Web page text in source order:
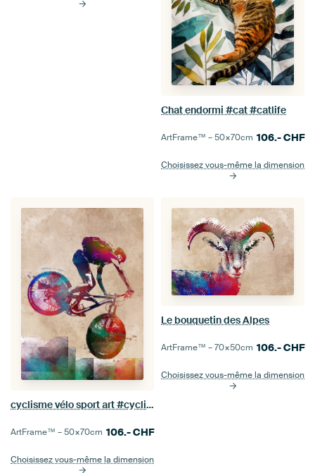
Chat endormi #cat #catlife
ArtFrame™ –50×70cm 106.-CHF
Choisissez vous-même la dimension
cyclisme vélo sport art #cycling #bike
ArtFrame™ –50×70cm 106.-CHF
Choisissez vous-même la dimension
Le bouquetin des Alpes
ArtFrame™ –70×50cm 106.-CHF
Choisissez vous-même la dimension